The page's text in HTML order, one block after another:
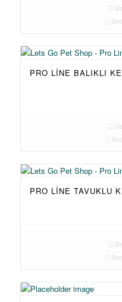
PRO LINE BALIKLI
PRO LINE TAVUKLU